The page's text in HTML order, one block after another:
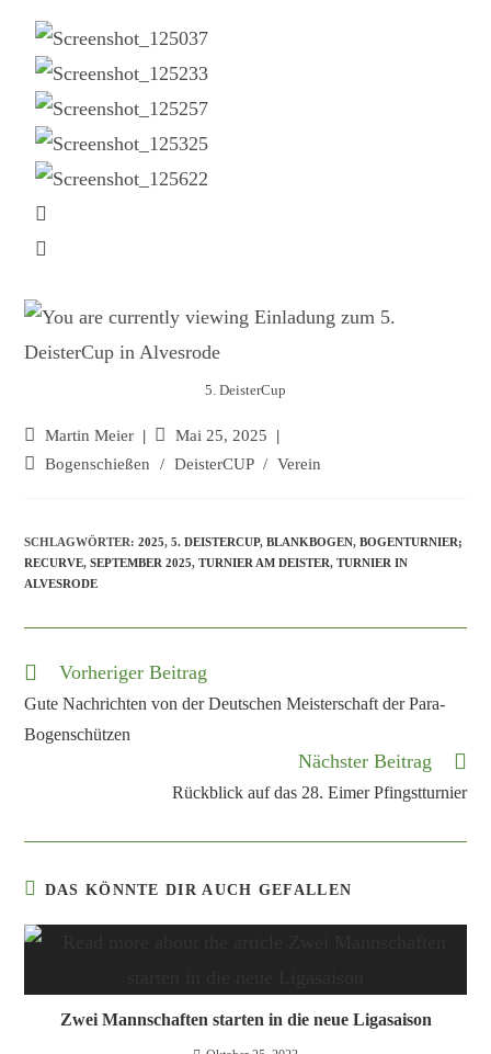
5. DeisterCup
Martin Meier
Mai 25, 2025
Bogenschießen
/ DeisterCUP / Verein
SCHLAGWÖRTER:2025, 5. DEISTERCUP, BLANKBOGEN, BOGENTURNIER;
RECURVE, SEPTEMBER 2025, TURNIER AM DEISTER, TURNIER IN
ALVESRODE
Vorheriger Beitrag
Gute Nachrichten von der Deutschen Meisterschaft der Para-
Bogenschützen
Nächster Beitrag
Rückblick auf das 28. Eimer Pfingstturnier
DAS KÖNNTE DIR AUCH GEFALLEN
Zwei Mannschaften starten in die neue Ligasaison